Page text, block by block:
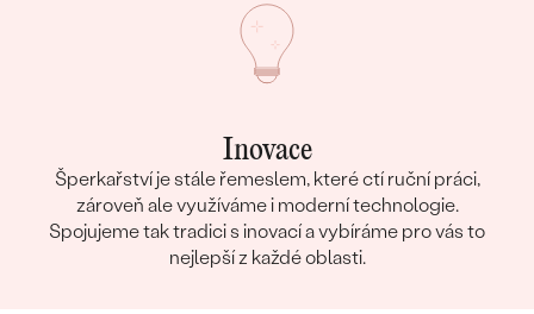
Inovace
Šperkařství je stále řemeslem, které ctí ruční práci,
zároveň ale využíváme i moderní technologie.
Spojujeme tak tradici s inovací a vybíráme pro vás to
nejlepší z každé oblasti.